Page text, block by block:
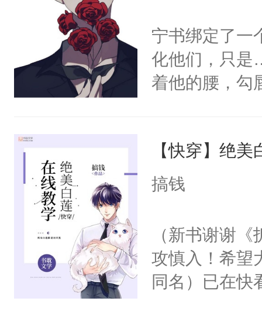
宁书绑定了一
化他们，只是
着他的腰，勾
来，给老公
用力——为你
【快穿】绝
搞钱
（新书谢谢
攻慎入！希望
同名）已在快